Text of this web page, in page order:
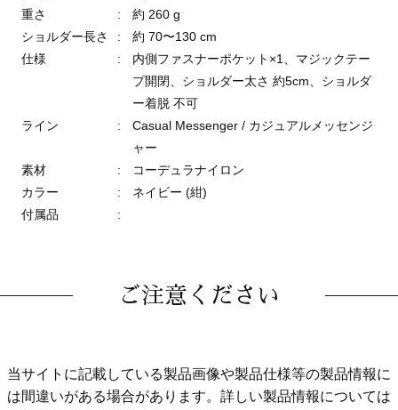
重さ
:
約 260 g
ショルダー長さ
:
約 70〜130 cm
仕様
:
内側ファスナーポケット×1、マジックテー
プ開閉、ショルダー太さ 約5cm、ショルダ
ー着脱 不可
ライン
:
Casual Messenger / カジュアルメッセンジ
ャー
素材
:
コーデュラナイロン
カラー
:
ネイビー (紺)
付属品
:
ご注意ください
当サイトに記載している製品画像や製品仕様等の製品情報に
は間違いがある場合があります。詳しい製品情報については